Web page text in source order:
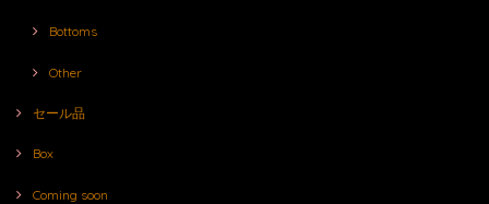
Bottoms
Other
セール品
Box
Coming soon